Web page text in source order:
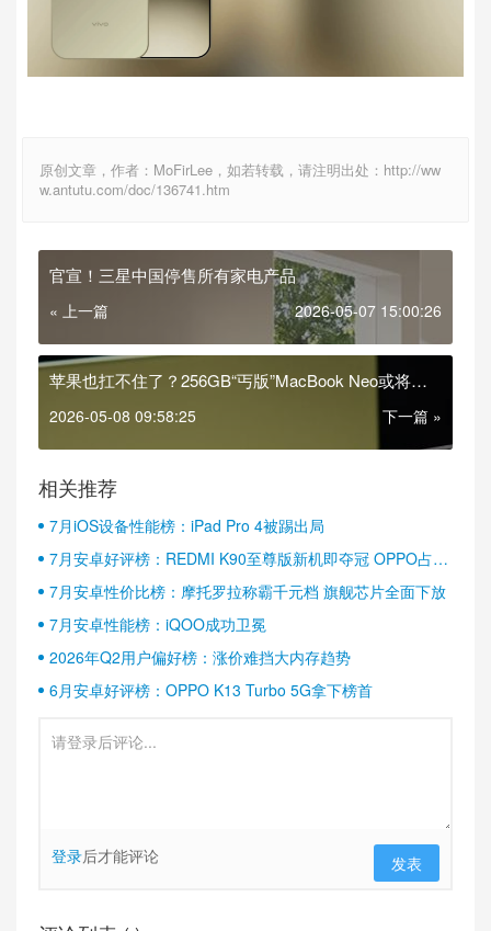
原创文章，作者：MoFirLee，如若转载，请注明出处：http://ww
w.antutu.com/doc/136741.htm
官宣！三星中国停售所有家电产品
« 上一篇 2026-05-07 15:00:26
苹果也扛不住了？256GB“丐版”MacBook Neo或将被
2026-05-08 09:58:25 下一篇 »
相关推荐
7月iOS设备性能榜：iPad Pro 4被踢出局
7月安卓好评榜：REDMI K90至尊版新机即夺冠 OPPO占据
半壁江山
7月安卓性价比榜：摩托罗拉称霸千元档 旗舰芯片全面下放
7月安卓性能榜：iQOO成功卫冕
2026年Q2用户偏好榜：涨价难挡大内存趋势
6月安卓好评榜：OPPO K13 Turbo 5G拿下榜首
登录后才能评论 发表